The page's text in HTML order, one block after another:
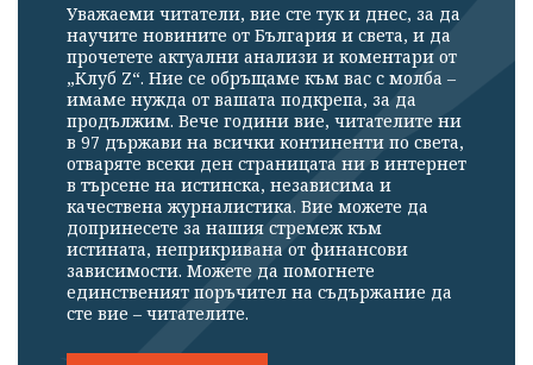
Уважаеми читатели, вие сте тук и днес, за да
научите новините от България и света, и да
прочетете актуални анализи и коментари от
„Клуб Z“. Ние се обръщаме към вас с молба –
имаме нужда от вашата подкрепа, за да
продължим. Вече години вие, читателите ни
в 97 държави на всички континенти по света,
отваряте всеки ден страницата ни в интернет
в търсене на истинска, независима и
качествена журналистика. Вие можете да
допринесете за нашия стремеж към
истината, неприкривана от финансови
зависимости. Можете да помогнете
единственият поръчител на съдържание да
сте вие – читателите.